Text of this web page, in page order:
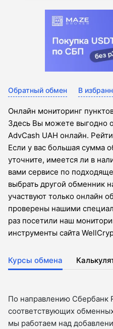
Обратный обмен В
Онлайн мониторинг
Здесь Вы можете выгодно
AdvCash UAH онлайн.
Если у вас большая сумма
уточните, имеется ли в
вами сервисе по
выбрать другой обменник
участвуют только онлайн
проверены нашими
раз посетили наш
инструменты сайта
Курсы обмена
По направлению Сбербанк
соответствующих
мы работаем над